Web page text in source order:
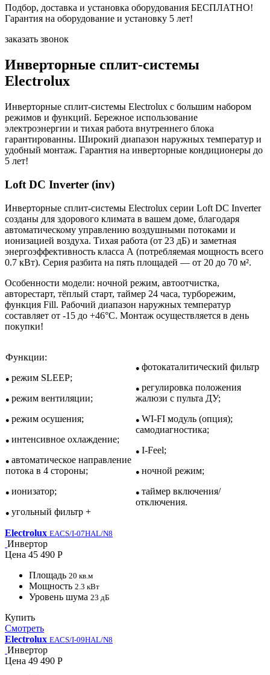
Подбор, доставка и установка оборудования БЕСПЛАТНО!
Гарантия на оборудование и установку 5 лет!
заказать звонок
Инверторные сплит-системы
Electrolux
Инверторные сплит-системы Electrolux с большим набором
режимов и функций. Бережное использование
электроэнергии и тихая работа внутреннего блока
гарантированны. Широкий диапазон наружных температур и
удобный монтаж. Гарантия на инверторные кондиционеры до
5 лет!
Loft DC Inverter (inv)
Инверторные сплит-системы Electrolux серии Loft DC Inverter
созданы для здорового климата в вашем доме, благодаря
автоматическому управлению воздушными потоками и
ионизацией воздуха. Тихая работа (от 23 дБ) и заметная
энергоэффективность класса А (потребляемая мощность всего
0.7 кВт). Серия разбита на пять площадей — от 20 до 70 м².
Особенности модели: ночной режим, автоотчистка,
авторестарт, тёплый старт, таймер 24 часа, турборежим,
функция Fill. Рабочий диапазон наружных температур
составляет от -15 до +46°C. Монтаж осуществляется в день
покупки!
Функции:
● режим SLEEP;
● режим вентиляции;
● режим осушения;
● интенсивное охлаждение;
● автоматическое направление
потока в 4 стороны;
● ионизатор;
● угольный фильтр +
● фотокаталитический фильтр
● регулировка положения
жалюзи с пульта ДУ;
● WI-FI модуль (опция);
самодиагностика;
● I-Feel;
● ночной режим;
● таймер включения/
отключения.
Electrolux EACS/I-07HAL/N8
Инвертор
Цена 45 490 Р
Площадь 20 кв.м
Мощность 2.3 кВт
Уровень шума 23 дБ
Купить
Смотреть
Electrolux EACS/I-09HAL/N8
Инвертор
Цена 49 490 Р